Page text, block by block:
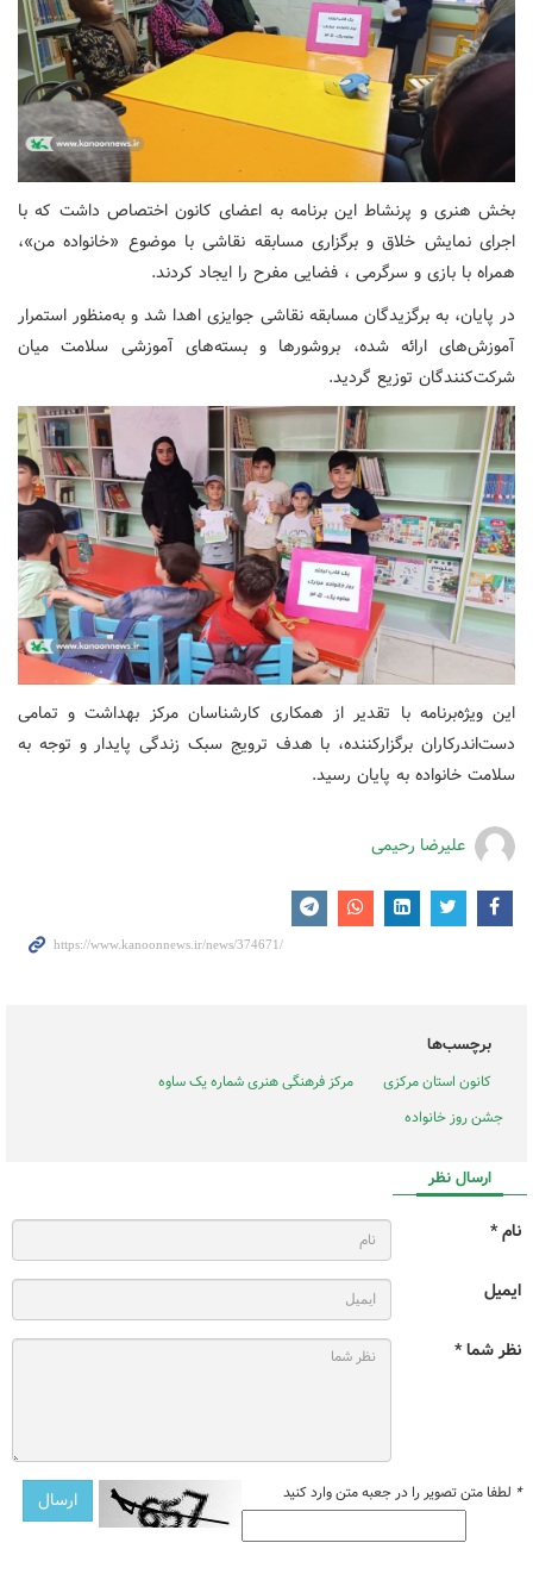
بخش هنری و پرنشاط این برنامه به اعضای کانون اختصاص داشت که با
اجرای نمایش خلاق و برگزاری مسابقه نقاشی با موضوع «خانواده من»،
همراه با بازی و سرگرمی ، فضایی مفرح را ایجاد کردند.
در پایان، به برگزیدگان مسابقه نقاشی جوایزی اهدا شد و به‌منظور استمرار
آموزش‌های ارائه شده، بروشورها و بسته‌های آموزشی سلامت میان
شرکت‌کنندگان توزیع گردید.
این ویژه‌برنامه با تقدیر از همکاری کارشناسان مرکز بهداشت و تمامی
دست‌اندرکاران برگزارکننده، با هدف ترویج سبک زندگی پایدار و توجه به
سلامت خانواده به پایان رسید.
علیرضا رحیمی
برچسب‌ها
کانون استان مرکزی
مرکز فرهنگی هنری شماره یک ساوه
جشن روز خانواده
ارسال نظر
نام *
ایمیل
نظر شما *
* لطفا متن تصویر را در جعبه متن وارد کنید